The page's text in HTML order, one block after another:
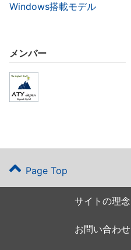
Windows搭載モデル
メンバー
Page Top
サイトの理念
お問い合わせ